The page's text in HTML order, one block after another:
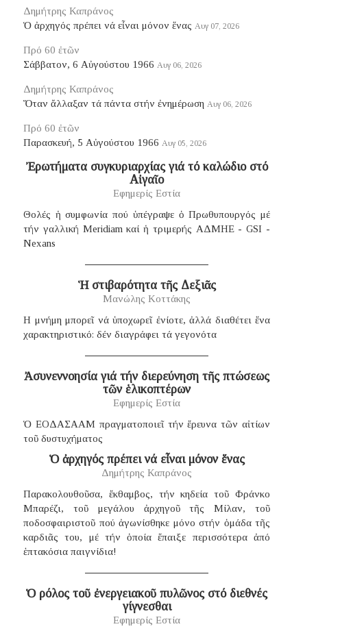
Δημήτρης Καπράνος
Ὁ ἀρχηγός πρέπει νά εἶναι μόνον ἕνας Αυγ 07, 2026
Πρό 60 ἐτῶν
Σάββατον, 6 Αὐγούστου 1966 Αυγ 06, 2026
Δημήτρης Καπράνος
Ὅταν ἄλλαξαν τά πάντα στήν ἐνημέρωση Αυγ 06, 2026
Πρό 60 ἐτῶν
Παρασκευή, 5 Αὐγούστου 1966 Αυγ 05, 2026
Ἐρωτήματα συγκυριαρχίας γιά τό καλώδιο στό
Αἰγαῖο
Εφημερίς Εστία
Θολές ἡ συμφωνία πού ὑπέγραψε ὁ Πρωθυπουργός μέ
τήν γαλλική Μeridiam καί ἡ τριμερής ΑΔΜΗΕ - GSI -
Nexans
Ἡ στιβαρότητα τῆς Δεξιᾶς
Μανώλης Κοττάκης
H μνήμη μπορεῖ νά ὑποχωρεῖ ἐνίοτε, ἀλλά διαθέτει ἕνα
χαρακτηριστικό: δέν διαγράφει τά γεγονότα
Ἀσυνεννοησία γιά τήν διερεύνηση τῆς πτώσεως
τῶν ἑλικοπτέρων
Εφημερίς Εστία
Ὁ ΕΟΔΑΣΑΑΜ πραγματοποιεῖ τήν ἔρευνα τῶν αἰτίων
τοῦ δυστυχήματος
Ὁ ἀρχηγός πρέπει νά εἶναι μόνον ἕνας
Δημήτρης Καπράνος
Παρακολουθοῦσα, ἔκθαμβος, τήν κηδεία τοῦ Φράνκο
Μπαρέζι, τοῦ μεγάλου ἀρχηγοῦ τῆς Μίλαν, τοῦ
ποδοσφαιριστοῦ πού ἀγωνίσθηκε μόνο στήν ὁμάδα τῆς
καρδιᾶς του, μέ τήν ὁποία ἔπαιξε περισσότερα ἀπό
ἑπτακόσια παιγνίδια!
Ὁ ρόλος τοῦ ἐνεργειακοῦ πυλῶνος στό διεθνές
γίγνεσθαι
Εφημερίς Εστία